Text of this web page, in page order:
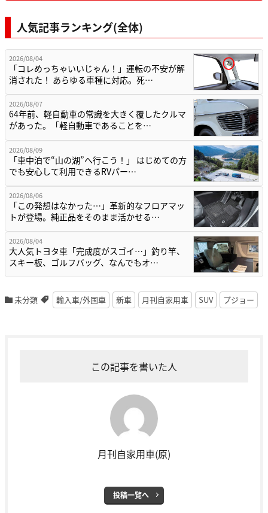
人気記事ランキング(全体)
2026/08/04
「コレめっちゃいいじゃん！」運転の不安が解
消された！ あらゆる車種に対応。死…
2026/08/07
64年前、軽自動車の常識を大きく覆したクルマ
があった。「軽自動車であることを…
2026/08/09
「車中泊で“山の湖”へ行こう！」 はじめての方
でも安心して利用できるRVパー…
2026/08/06
「この発想はなかった…」革新的なフロアマッ
トが登場。純正品をそのまま活かせる…
2026/08/04
大人気トヨタ車「完成度がスゴイ…」釣り竿、
スキー板、ゴルフバッグ、なんでもオ…
未分類 輸入車/外国車 新車 月刊自家用車 SUV プジョー
この記事を書いた人
月刊自家用車(原)
投稿一覧へ